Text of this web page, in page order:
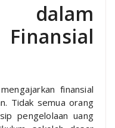
dalam
finansial
Tidak semua orang
pengelolaan uang